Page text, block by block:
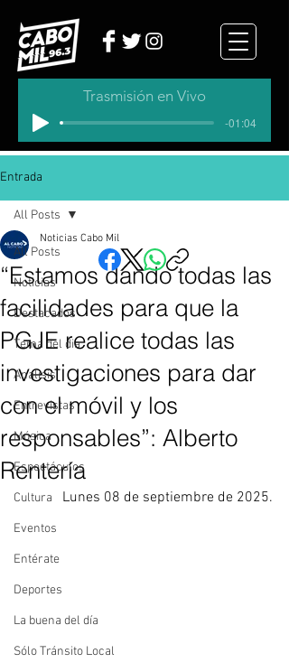
Trasmisión en Vivo
-01:04
Entrada
All Posts
Noticias
Destacados
Tema del dia
Analisis
Entrevistas
Música
Espectáculos
Cultura
Eventos
Entérate
Deportes
La buena del día
Sólo Tránsito Local
All Posts
“Estamos dando todas las
facilidades para que la
PGJE realice todas las
investigaciones para dar
con el móvil y los
responsables”: Alberto
Rentería
Noticias Cabo Mil
Lunes 08 de septiembre de 2025.